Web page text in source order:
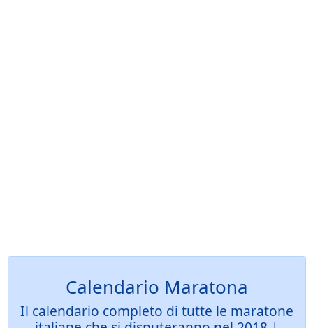
Calendario Maratona
Il calendario completo di tutte le maratone